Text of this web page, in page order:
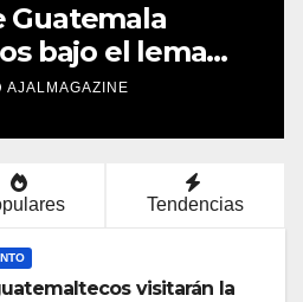
Guatemala
bajo el lema
y
AJALMAGAZINE
Tendencias
visitarán la